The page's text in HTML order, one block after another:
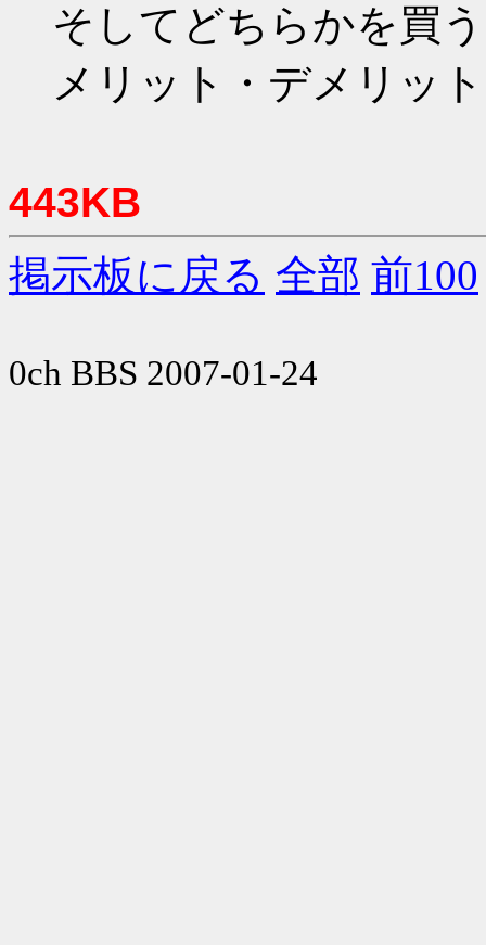
そしてどちらかを買
メリット・デメリッ
443KB
掲示板に戻る 全部 前100
0ch BBS 2007-01-24